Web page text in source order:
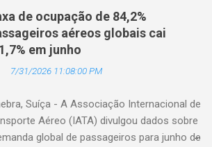
de ocupação de 84,2%
aéreos globais cai
1,7% em junho
7/31/2026 11:08:00 PM
Suíça - A Associação Internacional de
Aéreo (IATA) divulgou dados sobre
global de passageiros para junho de